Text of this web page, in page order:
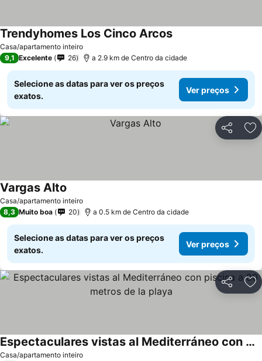
Casa/apartamento inteiro
Trendyhomes Los Cinco Arcos
9,1 Excelente 26 a 2.9 km de Centro da cidade
Selecione as datas para ver os preços
exatos.
Ver preços
Partilhar
Casa/apartamento inteiro
Vargas Alto
8,3 Muito boa 20 a 0.5 km de Centro da cidade
Selecione as datas para ver os preços
exatos.
Ver preços
Partilhar
Casa/apartamento inteiro
Espectaculares vistas al Mediterráneo con piscina a 80 metros de la playa